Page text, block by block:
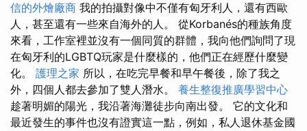
信的外燴廠商 我的拍攝對像中不僅有匈牙利人，還有西歐
人，甚至還有一些來自海外的人。 從Korbanés的種族角度
來看，工作室裡並沒有一個同質的群體，我向他們詢問了現
在匈牙利的LGBTQ玩家是什麼樣的，他們正在經歷什麼變
化。 護理之家 所以，在吃完早餐和早午餐後，除了我之
外，四個人都去參加了雙人潛水。 養生整復推廣學習中心
趁著明媚的陽光，我沿著海灘徒步向南出發。 它的文化和
最近發生的事件也沒有證實這一點，例如，私人退休基金國